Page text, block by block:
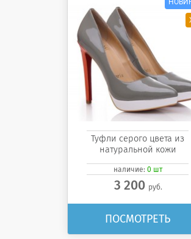
Туфли серого цвета из
натуральной кожи
наличие: 0 шт
3 200 руб.
ПОСМОТРЕТЬ